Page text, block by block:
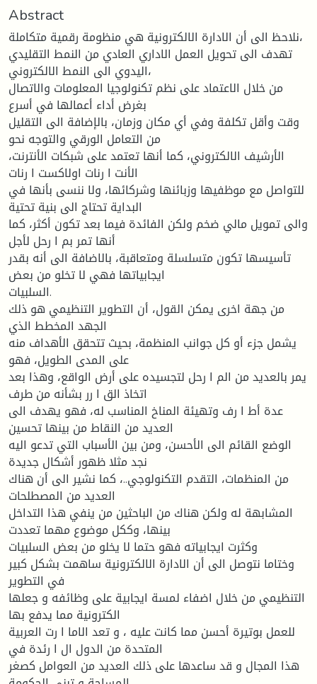
Abstract
نلاحظ الى أن الادارة الالكترونية هي منظومة رقمية متكاملة،
تهدف الى تحويل العمل الاداري العادي من النمط التقليدي
اليدوي الى النمط الالكتروني،
من خلال الاعتماد على نظم تكنولوجيا المعلومات والاتصال
بغرض أداء أعمالها في أسرع
وقت وأقل تكلفة وفي أي مكان وزمان، بالإضافة الى التقليل
من التعامل الورقي والتوجه نحو
الأرشيف الالكتروني، كما أنها تعتمد على شبكات الأنترنت،
الأنت ا رنات اولاكست ا رنات
للتواصل مع موظفيها وزبائنها وشركائها، ولا ننسى بأنها في
البداية تحتاج الى بنية تحتية
والى تمويل مالي ضخم ولكن الفائدة فيما بعد تكون أكثر، كما
أنها تمر بم ا رحل لأجل
تأسيسها تكون متسلسلة ومتعاقبة، بالاضافة الى أنه بقدر
ايجابياتها فهي لا تخلو من بعض
السلبيات.
من جهة اخرى يمكن القول، أن التطوير التنظيمي هو ذلك
الجهد المخطط الذي
يشمل جزء أو كل جوانب المنظمة، بحيث تتحقق الأهداف منه
على المدى الطويل، فهو
يمر بالعديد من الم ا رحل لتجسيده على أرض الواقع، وهذا بعد
اتخاذ الق ا رر بشأنه من طرف
عدة أط ا رف وتهيئة المناخ المناسب له، فهو يهدف الى
العديد من النقاط من بينها تحسين
الوضع القائم الى الأحسن، ومن بين الأسباب التي تدعو اليه
نجد مثلا ظهور أشكال جديدة
من المنظمات، التقدم التكنولوجي..، كما نشير الى أن هناك
العديد من المصطلحات
المشابهة له ولكن هناك من الباحثين من ينفي هذا التداخل
بينها، وككل موضوع مهما تعددت
وكثرت ايجابياته فهو حتما لا يخلو من بعض السلبيات
وختاما نتوصل الى أن الادارة الالكترونية ساهمت بشكل كبير
في التطوير
التنظيمي من خلال اضفاء لمسة ايجابية على وظائفه و جعلها
الكترونية مما يدفع بها
للعمل بوتيرة أحسن مما كانت عليه ، و تعد الاما ا رت العربية
المتحدة من الدول ال ا رئدة في
هذا المجال و قد ساعدها على ذلك العديد من العوامل كصغر